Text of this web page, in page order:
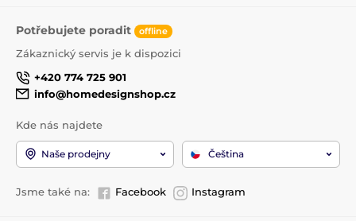
Potřebujete poradit offline
Zákaznický servis je k dispozici
+420 774 725 901
info@homedesignshop.cz
Kde nás najdete
Naše prodejny Čeština
Jsme také na: Facebook Instagram